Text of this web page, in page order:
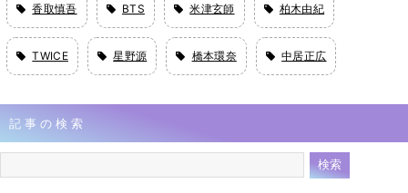
香取慎吾 BTS 米津玄師 柏木由紀
TWICE 星野源 橋本環奈 中居正広
記事の検索